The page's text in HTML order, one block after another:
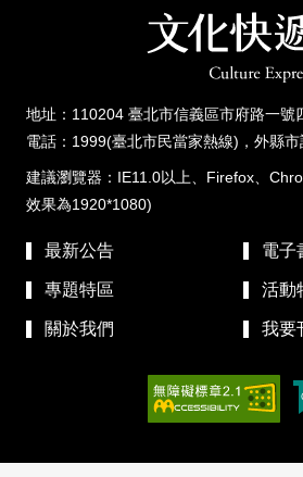
地址：110204 臺北市信義區市府路一號
電話：1999(臺北市民當家熱線)，外縣
建議瀏覽器：IE11.0以上、Firefox、
效果為1920*1080)
最新公告 電子
專題特區 活動
關於我們 我要